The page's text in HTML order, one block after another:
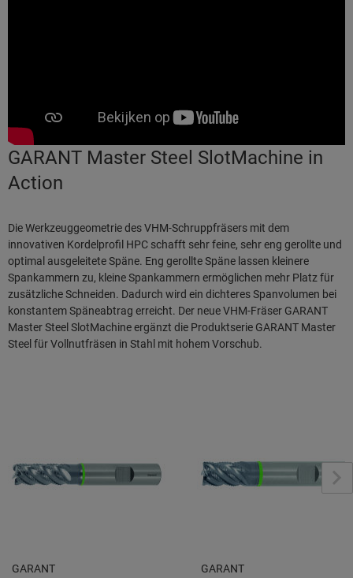
GARANT Master Steel SlotMachine in
Action
Die Werkzeuggeometrie des VHM-Schruppfräsers mit dem
innovativen Kordelprofil HPC schafft sehr feine, sehr eng gerollte und
optimal ausgeleitete Späne. Eng gerollte Späne lassen kleinere
Spankammern zu, kleine Spankammern ermöglichen mehr Platz für
zusätzliche Schneiden. Dadurch wird ein dichteres Spanvolumen bei
konstantem Späneabtrag erreicht. Der neue VHM-Fräser GARANT
Master Steel SlotMachine ergänzt die Produktserie GARANT Master
Steel für Vollnutfräsen in Stahl mit hohem Vorschub.
GARANT
GARANT